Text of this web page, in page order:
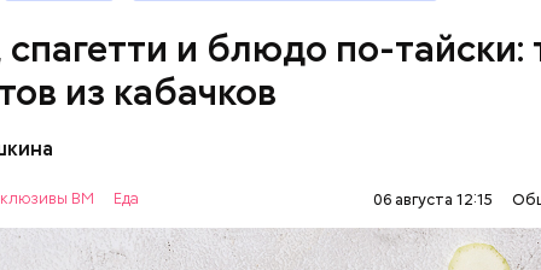
спагетти и блюдо по-тайски:
из кабачков
ВМ Еда 06 августа 12:15
ОВОЩИ РЕЦЕПТЫ